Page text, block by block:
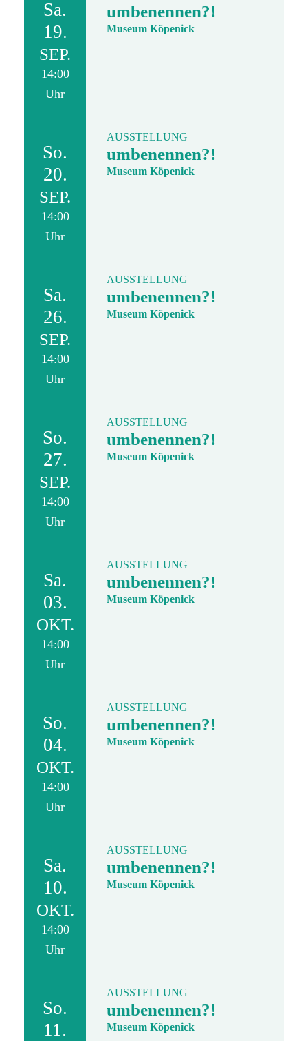
Sa.
19.
SEP.
14:00
Uhr
umbenennen?!
Museum Köpenick
So.
20.
SEP.
14:00
Uhr
AUSSTELLUNG
umbenennen?!
Museum Köpenick
Sa.
26.
SEP.
14:00
Uhr
AUSSTELLUNG
umbenennen?!
Museum Köpenick
So.
27.
SEP.
14:00
Uhr
AUSSTELLUNG
umbenennen?!
Museum Köpenick
Sa.
03.
OKT.
14:00
Uhr
AUSSTELLUNG
umbenennen?!
Museum Köpenick
So.
04.
OKT.
14:00
Uhr
AUSSTELLUNG
umbenennen?!
Museum Köpenick
Sa.
10.
OKT.
14:00
Uhr
AUSSTELLUNG
umbenennen?!
Museum Köpenick
So.
11.
AUSSTELLUNG
umbenennen?!
Museum Köpenick